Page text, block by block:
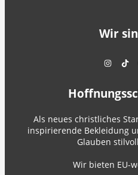
Wir
Als neues christliches
inspirierende Bekleidung
Glauben
Wir bieten EU-